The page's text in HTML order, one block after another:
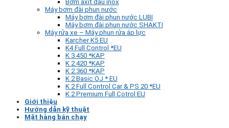
Bơm axit đầu inox
Máy bơm đài phun nước
Máy bơm đài phun nước LUBI
Máy bơm đài phun nước SHAKTI
Máy rửa xe – Máy phun rửa áp lực
Karcher K5 EU
K4 Full Control *EU
K 3.450 *KAP
K 2.420 *KAP
K 2.360 *KAP
K 2 Basic OJ * EU
K 2 Full Control Car & PS 20 *EU
K 2 Premium Full Cotrol EU
Giới thiệu
Hướng dẫn kỹ thuật
Mặt hàng bán chạy